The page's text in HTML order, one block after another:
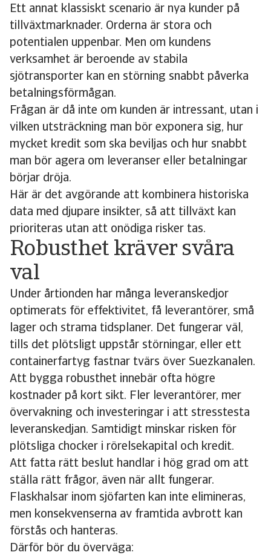
Ett annat klassiskt scenario är nya kunder på
tillväxtmarknader. Orderna är stora och
potentialen uppenbar. Men om kundens
verksamhet är beroende av stabila
sjötransporter kan en störning snabbt påverka
betalningsförmågan.
Frågan är då inte om kunden är intressant, utan i
vilken utsträckning man bör exponera sig, hur
mycket kredit som ska beviljas och hur snabbt
man bör agera om leveranser eller betalningar
börjar dröja.
Här är det avgörande att kombinera historiska
data med djupare insikter, så att tillväxt kan
prioriteras utan att onödiga risker tas.
Robusthet kräver svåra
val
Under årtionden har många leveranskedjor
optimerats för effektivitet, få leverantörer, små
lager och strama tidsplaner. Det fungerar väl,
tills det plötsligt uppstår störningar, eller ett
containerfartyg fastnar tvärs över Suezkanalen.
Att bygga robusthet innebär ofta högre
kostnader på kort sikt. Fler leverantörer, mer
övervakning och investeringar i att stresstesta
leveranskedjan. Samtidigt minskar risken för
plötsliga chocker i rörelsekapital och kredit.
Att fatta rätt beslut handlar i hög grad om att
ställa rätt frågor, även när allt fungerar.
Flaskhalsar inom sjöfarten kan inte elimineras,
men konsekvenserna av framtida avbrott kan
förstås och hanteras.
Därför bör du överväga: